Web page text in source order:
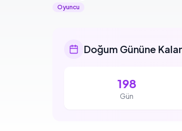
Oyuncu
Doğum Gününe
198
Gün